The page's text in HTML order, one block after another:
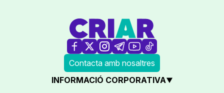
Contacta amb nosaltres
INFORMACIÓ CORPORATIVA